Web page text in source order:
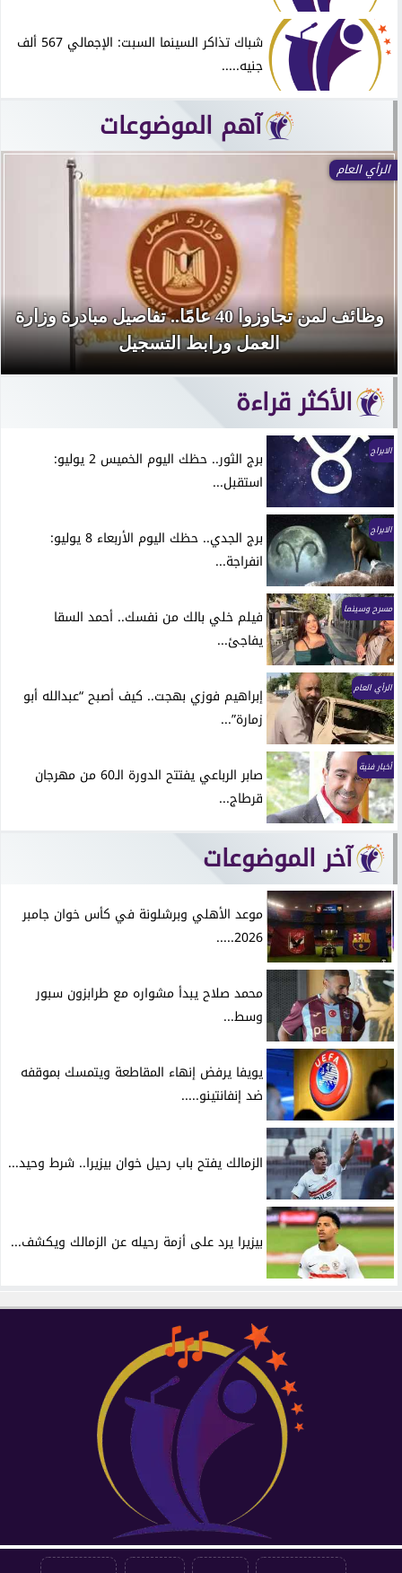
شباك تذاكر السينما السبت: الإجمالي 567 ألف
جنيه.....
آهم الموضوعات
الرأي العام
وظائف لمن تجاوزوا 40 عامًا.. تفاصيل مبادرة وزارة
العمل ورابط التسجيل
الأكثر قراءة
الابراج
برج الثور.. حظك اليوم الخميس 2 يوليو:
استقبل...
الابراج
برج الجدي.. حظك اليوم الأربعاء 8 يوليو:
انفراجة...
مسرح وسينما
فيلم خلي بالك من نفسك.. أحمد السقا
يفاجئ...
الرأي العام
إبراهيم فوزي بهجت.. كيف أصبح “عبدالله أبو
زمارة”...
أخبار فنية
صابر الرباعي يفتتح الدورة الـ60 من مهرجان
قرطاج...
آخر الموضوعات
موعد الأهلي وبرشلونة في كأس خوان جامبر
2026.....
محمد صلاح يبدأ مشواره مع طرابزون سبور
وسط...
يويفا يرفض إنهاء المقاطعة ويتمسك بموقفه
ضد إنفانتينو.....
الزمالك يفتح باب رحيل خوان بيزيرا.. شرط وحيد...
بيزيرا يرد على أزمة رحيله عن الزمالك ويكشف...